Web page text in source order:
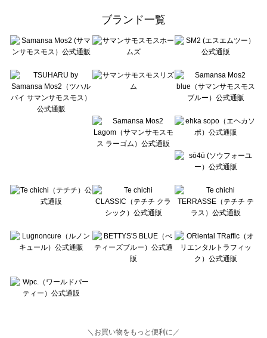
Te chichi（テチチ）の一覧
Te chichi CLASSIC（テチチ クラシック）の一覧
Lugnoncure（ルノンキュール）の一覧
BETTY'S BLUE（べティーズブルー）の一覧
Wpc.（ワールドパーティー）の一覧
ブランド一覧
＼お買い物をもっと便利に／